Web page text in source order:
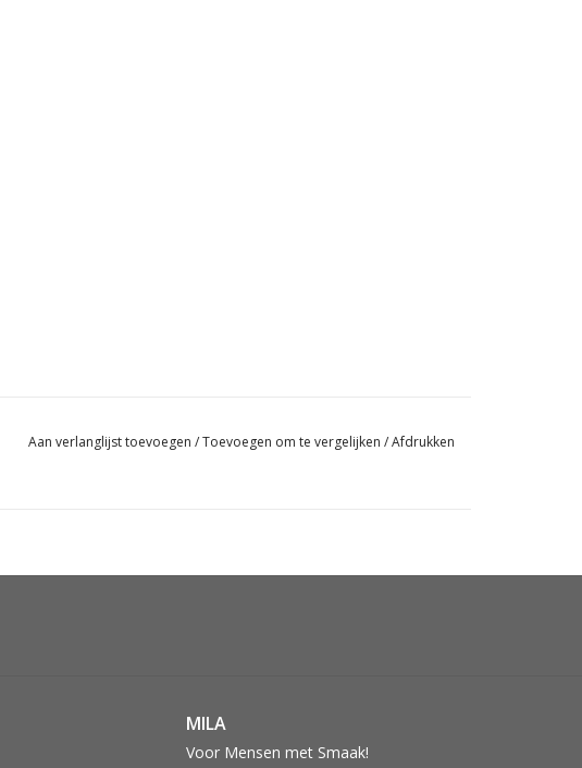
Aan verlanglijst toevoegen /Toevoegen om te vergelijken /Afdrukken
MILA
Voor Mensen met Smaak!